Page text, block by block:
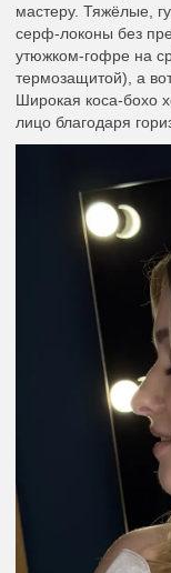
мастеру. Тяжёлые,
серф-локоны без
утюжком-гофре на
термозащитой), а
Широкая коса-бохо
лицо благодаря